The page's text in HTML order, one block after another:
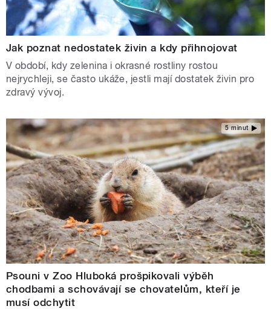
Jak poznat nedostatek živin a kdy přihnojovat
V období, kdy zelenina i okrasné rostliny rostou
nejrychleji, se často ukáže, jestli mají dostatek živin pro
zdravý vývoj.
5 minut
Psouni v Zoo Hluboká prošpikovali výběh
chodbami a schovávají se chovatelům, kteří je
musí odchytit